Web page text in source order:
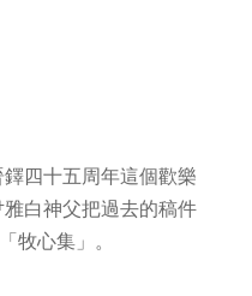
四十五周年這個歡樂
白神父把過去的稿件
牧心集」。